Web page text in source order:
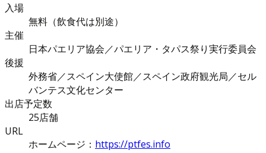
入場
無料（飲食代は別途）
主催
日本パエリア協会／パエリア・タパス祭り実行委員会
後援
外務省／スペイン大使館／スペイン政府観光局／セル
バンテス文化センター
出店予定数
25店舗
URL
ホームページ： https://ptfes.info